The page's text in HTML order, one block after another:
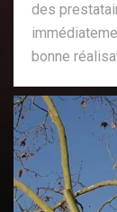
des
bonne